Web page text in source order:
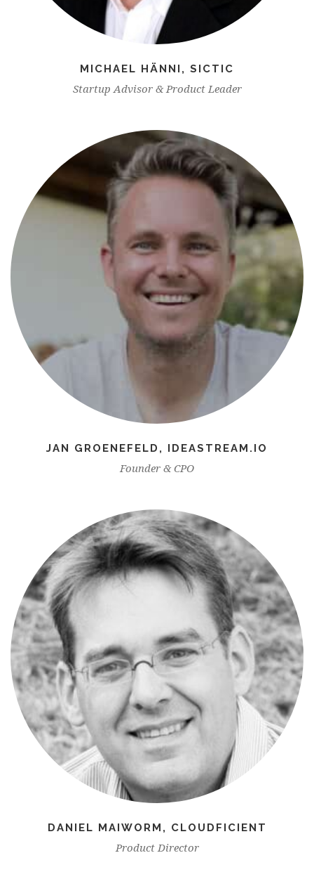
MICHAEL HÄNNI, SICTIC
Startup Advisor & Product Leader
JAN GROENEFELD, IDEASTREAM.IO
Founder & CPO
DANIEL MAIWORM, CLOUDFICIENT
Product Director